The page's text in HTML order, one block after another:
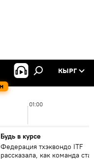
КЫРГ
01:00
Будь в курсе
Федерация тхэквондо ITF
рассказала, как команда